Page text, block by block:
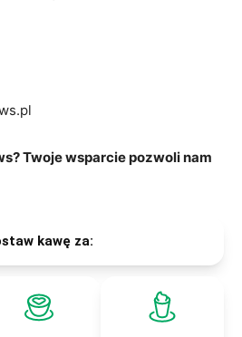
Twoje wsparcie pozwoli nam
kawę za: